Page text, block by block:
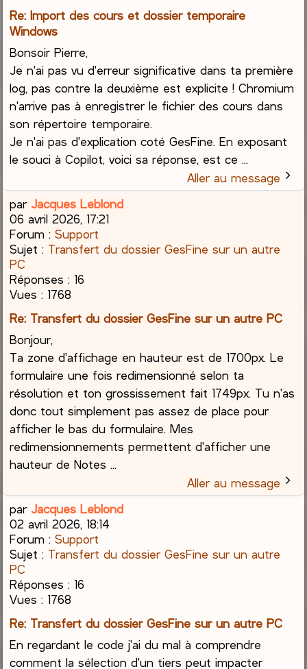
Re: Import des cours et dossier temporaire
Windows
Bonsoir Pierre,
Je n'ai pas vu d'erreur significative dans ta première
log, pas contre la deuxième est explicite ! Chromium
n'arrive pas à enregistrer le fichier des cours dans
son répertoire temporaire.
Je n'ai pas d'explication coté GesFine. En exposant
le souci à Copilot, voici sa réponse, est ce ...
Aller au message
parJacques Leblond
06 avril 2026, 17:21
Forum :Support
Sujet : Transfert du dossier GesFine sur un autre
PC
Réponses : 16
Vues : 1768
Re: Transfert du dossier GesFine sur un autre PC
Bonjour,
Ta zone d'affichage en hauteur est de 1700px. Le
formulaire une fois redimensionné selon ta
résolution et ton grossissement fait 1749px. Tu n'as
donc tout simplement pas assez de place pour
afficher le bas du formulaire. Mes
redimensionnements permettent d'afficher une
hauteur de Notes ...
Aller au message
parJacques Leblond
02 avril 2026, 18:14
Forum :Support
Sujet : Transfert du dossier GesFine sur un autre
PC
Réponses : 16
Vues : 1768
Re: Transfert du dossier GesFine sur un autre PC
En regardant le code j'ai du mal à comprendre
comment la sélection d'un tiers peut impacter